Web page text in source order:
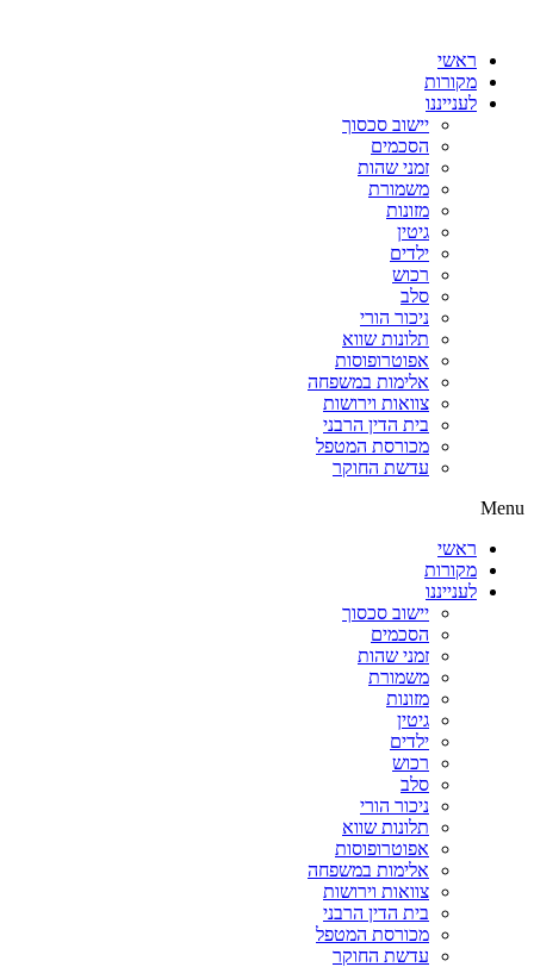
ראשי
מקורות
לענייננו
יישוב סכסוך
הסכמים
זמני שהות
משמורת
מזונות
גיטין
ילדים
רכוש
סלב
ניכור הורי
תלונות שווא
אפוטרופוסות
אלימות במשפחה
צוואות וירושות
בית הדין הרבני
מכורסת המטפל
עדשת החוקר
Menu
ראשי
מקורות
לענייננו
יישוב סכסוך
הסכמים
זמני שהות
משמורת
מזונות
גיטין
ילדים
רכוש
סלב
ניכור הורי
תלונות שווא
אפוטרופוסות
אלימות במשפחה
צוואות וירושות
בית הדין הרבני
מכורסת המטפל
עדשת החוקר